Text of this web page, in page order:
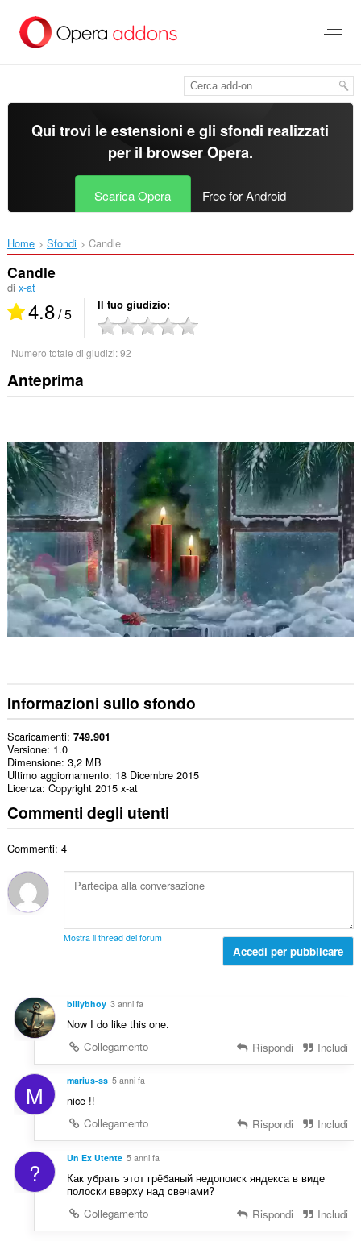
contenuto
Qui trovi le estensioni e gli sfondi realizzati
per il browser Opera.
Scarica Opera Free for Android
Home Sfondi Candle‎
Candle
di x-at
4.8/ 5 Il tuo giudizio
Numero totale di giudizi:92
Anteprima
Informazioni sullo sfondo
Scaricamenti 749.901
Versione 1.0
Dimensione 3,2 MB
Ultimo aggiornamento 18 Dicembre 2015
Licenza Copyright 2015 x-at
Commenti degli utenti
Commenti: 4
Mostra il thread dei forum
Accedi per pubblicare
billybhoy 3 anni fa
Now I do like this one.
Collegamento
Rispondi Includi
M marius-ss 5 anni fa
nice !!
Collegamento
Rispondi Includi
? Un Ex Utente 5 anni fa
Как убрать этот грёбаный недопоиск яндекса в виде
полоски вверху над свечами?
Collegamento
Rispondi Includi